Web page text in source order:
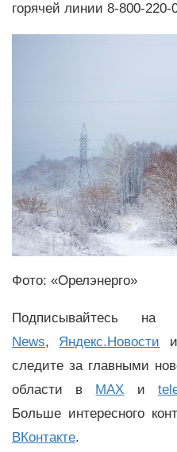
горячей линии 8-800-220-
Фото: «Орелэнерго»
Подписывайтесь
News, Яндекс.Новости
следите за главными
области в MAX и
Больше интересного
ВКонтакте.